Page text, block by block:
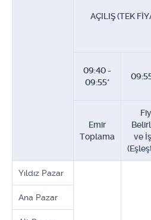
AÇILIŞ (TEK
09:40 -
09:55*
Emir
Toplama
ve
Yıldız Pazar
Ana Pazar